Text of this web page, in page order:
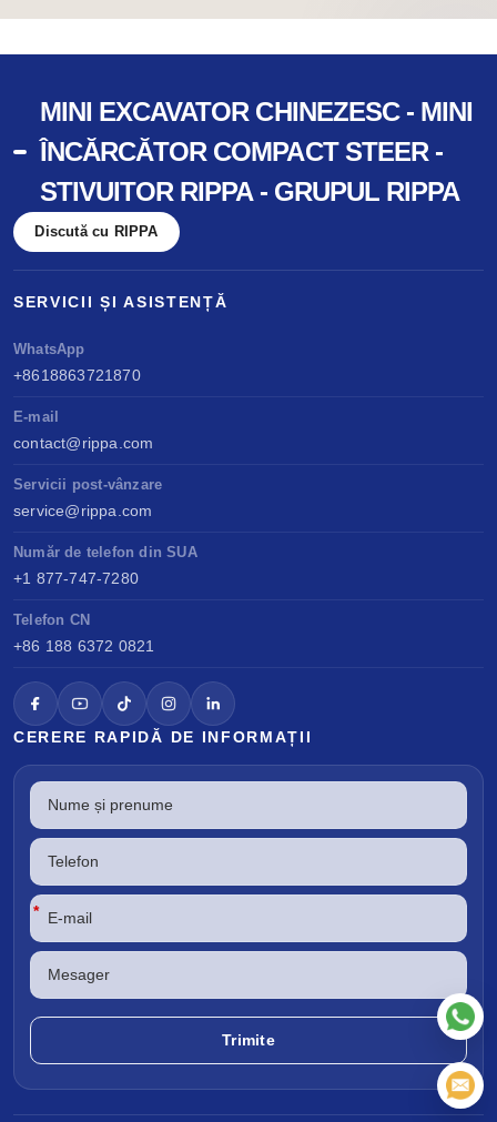
MINI EXCAVATOR CHINEZESC - MINI
ÎNCĂRCĂTOR COMPACT STEER -
STIVUITOR RIPPA - GRUPUL RIPPA
Discută cu RIPPA
SERVICII ȘI ASISTENȚĂ
WhatsApp
+8618863721870
E-mail
contact@rippa.com
Servicii post-vânzare
service@rippa.com
Număr de telefon din SUA
+1 877-747-7280
Telefon CN
+86 188 6372 0821
CERERE RAPIDĂ DE INFORMAȚII
*